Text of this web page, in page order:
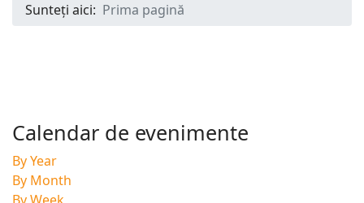
Sunteți aici: Prima pagină
Calendar de evenimente
By Year
By Month